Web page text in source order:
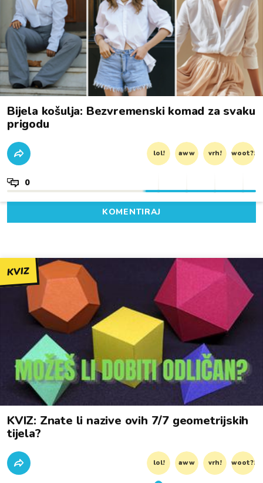
Bijela košulja: Bezvremenski komad za svaku
prigodu
lol! aww vrh! woot?!
0
KOMENTIRAJ
KVIZ
KVIZ: Znate li nazive ovih 7/7 geometrijskih
tijela?
lol! aww vrh! woot?!